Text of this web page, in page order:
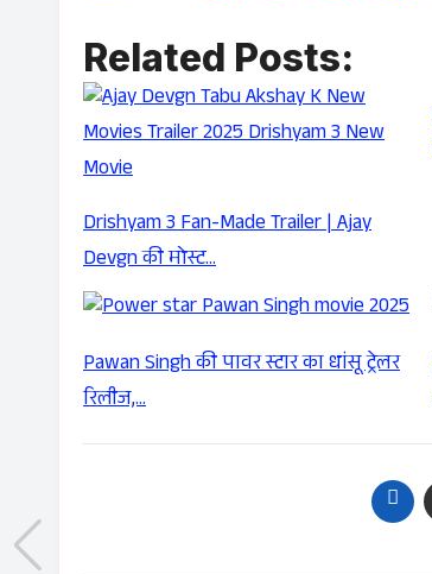
Related Posts:
Drishyam 3 Fan-Made Trailer | Ajay
Devgn की मोस्ट…
Pawan Singh की पावर स्टार का धांसू ट्रेलर
रिलीज,…